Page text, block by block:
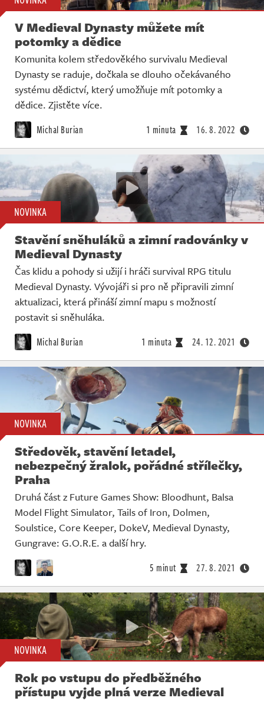
V Medieval Dynasty můžete mít
potomky a dědice
Komunita kolem středověkého survivalu Medieval
Dynasty se raduje, dočkala se dlouho očekávaného
systému dědictví, který umožňuje mít potomky a
dědice. Zjistěte více.
Michal Burian 1 minuta 16. 8. 2022
NOVINKA
Stavění sněhuláků a zimní radovánky v
Medieval Dynasty
Čas klidu a pohody si užijí i hráči survival RPG titulu
Medieval Dynasty. Vývojáři si pro ně připravili zimní
aktualizaci, která přináší zimní mapu s možností
postavit si sněhuláka.
Michal Burian 1 minuta 24. 12. 2021
NOVINKA
Středověk, stavění letadel,
nebezpečný žralok, pořádné střílečky,
Praha
Druhá část z Future Games Show: Bloodhunt, Balsa
Model Flight Simulator, Tails of Iron, Dolmen,
Soulstice, Core Keeper, DokeV, Medieval Dynasty,
Gungrave: G.O.R.E. a další hry.
5 minut 27. 8. 2021
NOVINKA
Rok po vstupu do předběžného
přístupu vyjde plná verze Medieval